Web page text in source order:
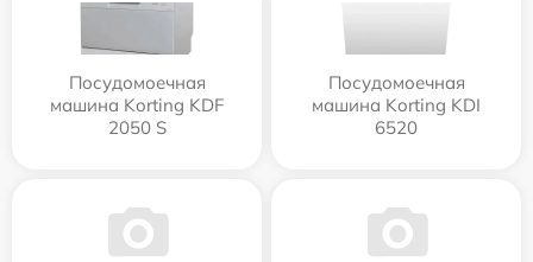
Посудомоечная
машина Korting KDF
2050 S
Посудомоечная
машина Korting KDI
6520